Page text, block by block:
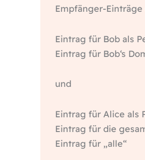
Empfänger-
Eintrag für Bob als
Eintrag für Bob‘s
und
Eintrag für Alice als
Eintrag für die
Eintrag für „alle“